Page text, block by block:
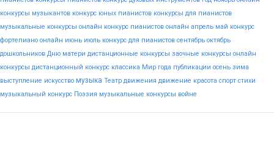
конкурсы музыкантов конкурс юных пианистов конкурсы для пианистов
музыкальные конкурсы онлайн конкурс пианистов онлайн апрель май конкурс
фортепиано онлайн июнь июль конкурс для пианистов сентябрь октябрь
дошкольников Дню матери дистанционные конкурсы заочные конкурсы онлайн
конкурсы дистанционный конкурс классика Мир года публикации осень зима
выступление искусство музыка Театр движения движение красота спорт стихи
музыкальный конкурс Поэзия музыкальные конкурсы войне